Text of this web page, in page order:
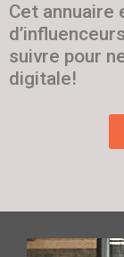
Cet annuaire
suivre pour
digitale!